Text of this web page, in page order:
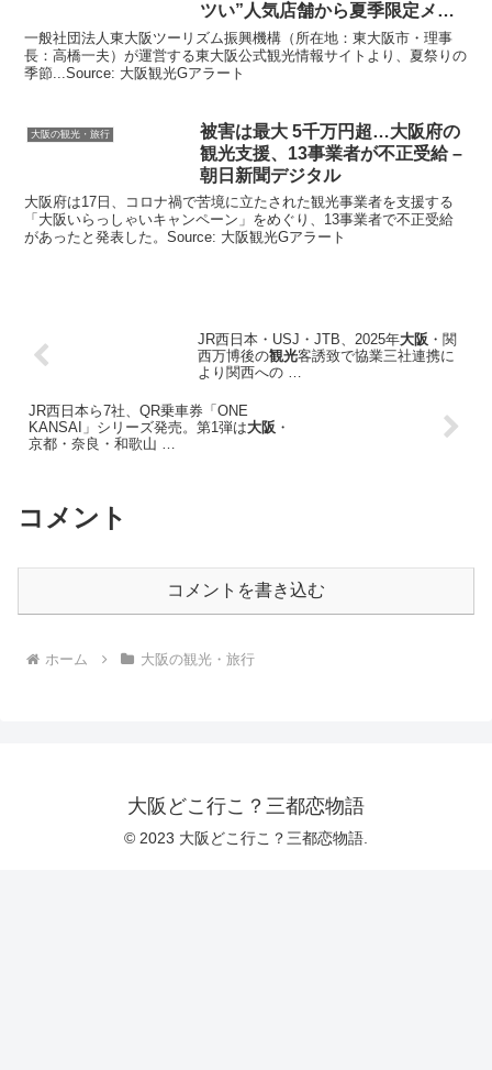
ツい”人気店舗から夏季限定メニ
ュー …
一般社団法人東大阪ツーリズム振興機構（所在地：東大阪市・理事
長：高橋一夫）が運営する東大阪公式観光情報サイトより、夏祭りの
季節...Source: 大阪観光Gアラート
大阪の観光・旅行 被害は最大 5千万円超…大阪府の
観光支援、13事業者が不正受給 –
朝日新聞デジタル
大阪府は17日、コロナ禍で苦境に立たされた観光事業者を支援する
「大阪いらっしゃいキャンペーン」をめぐり、13事業者で不正受給
があったと発表した。Source: 大阪観光Gアラート
JR西日本・USJ・JTB、2025年大阪 ・関
西万博後の観光客誘致で協業三社連携に
より関西への …
JR西日本ら7社、QR乗車券「ONE
KANSAI」シリーズ発売。第1弾は大阪 ・
京都・奈良・和歌山 …
コメント
コメントを書き込む
ホーム 大阪の観光・旅行
大阪どこ行こ？三都恋物語
© 2023 大阪どこ行こ？三都恋物語.